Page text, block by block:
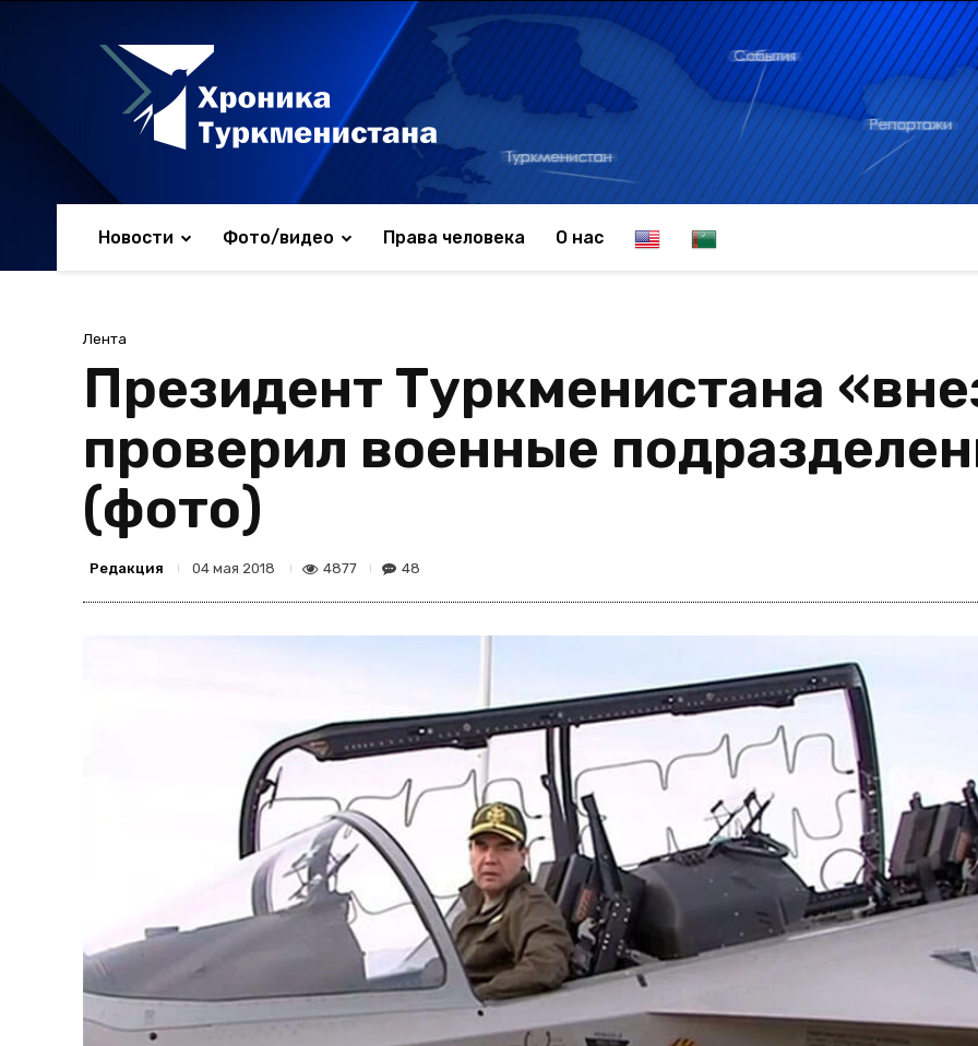
Новости Фото/видео Права человека О нас E
l
h
T
k
n
c
Лента
Президент Туркменистана
проверил военные
(фото)
Редакция 04 мая 2018 4877 48